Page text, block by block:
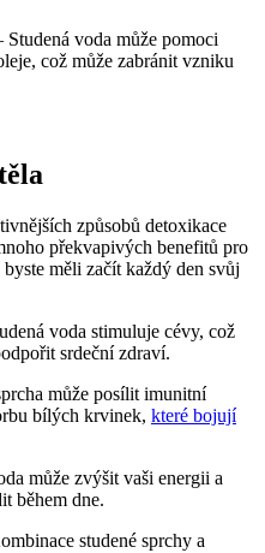
Studená voda může pomoci
což může zabránit vzniku
způsobů detoxikace
překvapivých benefitů pro
měli začít každý den svůj
voda stimuluje cévy, což
srdeční zdraví.
může posílit imunitní
bílých krvinek, které bojují
může zvýšit vaši energii a
během dne.
studené sprchy a